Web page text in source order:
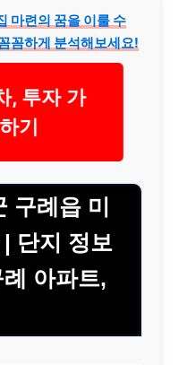
마련의 꿈을 이룰 수
꼼하게 분석해보세요!
, 투자 가
기
구례읍 미
단지 정보
아파트,